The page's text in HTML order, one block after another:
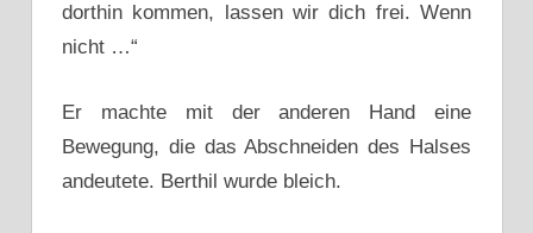
dorthin kommen, lassen wir dich frei. Wenn
nicht …“
Er machte mit der anderen Hand eine
Bewegung, die das Abschneiden des Halses
andeutete. Berthil wurde bleich.